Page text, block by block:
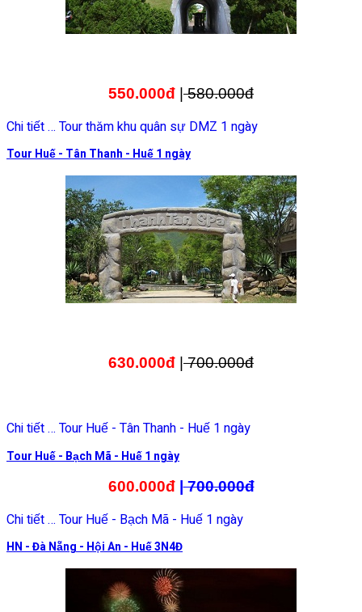
550.000đ |580.000đ
Chi tiết … Tour thăm khu quân sự DMZ 1 ngày
Tour Huế - Tân Thanh - Huế 1 ngày
630.000đ 700.000đ
Chi tiết … Tour Huế - Tân Thanh - Huế 1 ngày
Tour Huế - Bạch Mã - Huế 1 ngày
600.000đ|700.000đ
Chi tiết … Tour Huế - Bạch Mã - Huế 1 ngày
HN - Đà Nẵng - Hội An - Huế 3N4Đ